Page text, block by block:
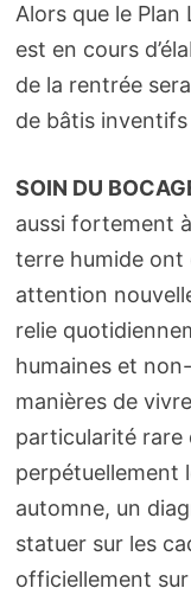
Alors que le Plan
est en cours
de la rentrée
de bâtis
SOIN DU
aussi fortement
terre humide ont
attention
relie
humaines et
manières de
particularité rare
perpétuellement
automne, un
statuer sur les
officiellement